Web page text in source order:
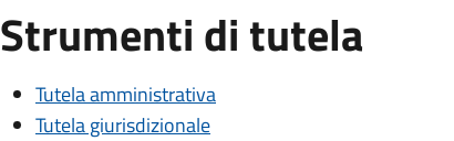
Strumenti di tutela
Tutela amministrativa
Tutela giurisdizionale